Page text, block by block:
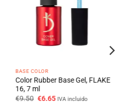
BASE COLOR
Color Rubber Base Gel, FLAKE
16, 7 ml
€9.50 O
€6.65OIVA incluido